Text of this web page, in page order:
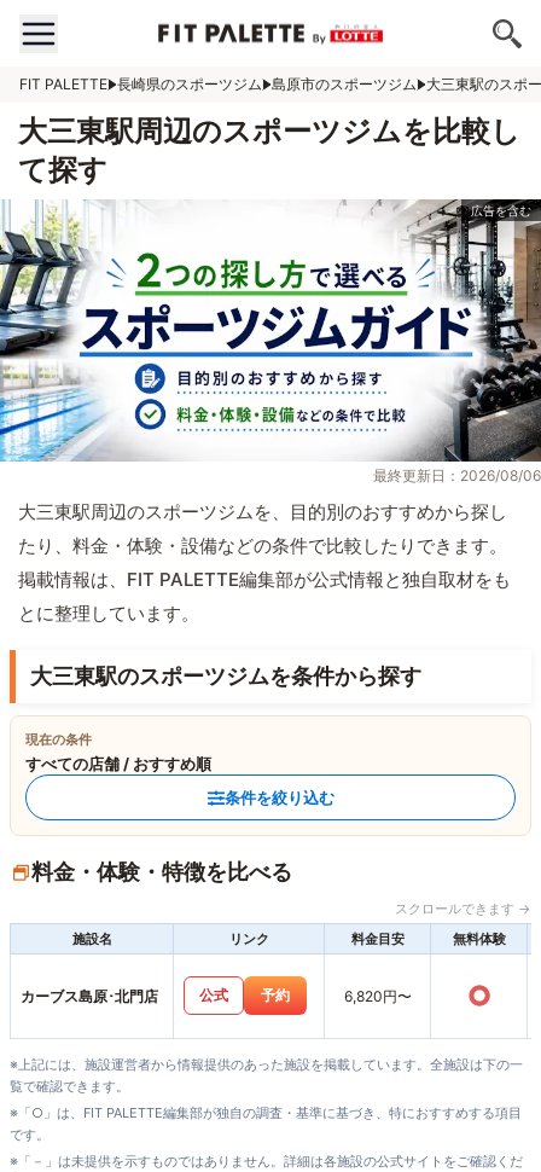
FIT PALETTE 長崎県のスポーツジム 島原市のスポーツジム 大三東駅のスポ
大三東駅周辺のスポーツジムを比較し
て探す
最終更新日：2026/08/06
大三東駅周辺のスポーツジムを、目的別のおすすめから探し
たり、料金・体験・設備などの条件で比較したりできます。
掲載情報は、FIT PALETTE編集部が公式情報と独自取材をも
とに整理しています。
大三東駅のスポーツジムを条件から探す
現在の条件
すべての店舗 / おすすめ順
条件を絞り込む
料金・体験・特徴を比べる
スクロールできます →
施設名
リンク 料金目安 無料体験
カーブス島原･北門店 公式 予約 6,820円〜 ○
※上記には、施設運営者から情報提供のあった施設を掲載しています。全施設は下の一
覧で確認できます。
※「○」は、FIT PALETTE編集部が独自の調査・基準に基づき、特におすすめする項目
です。
※「－」は未提供を示すものではありません。詳細は各施設の公式サイトをご確認くだ